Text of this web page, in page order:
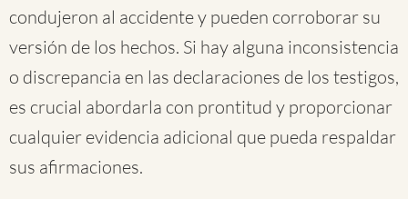
condujeron al accidente y pueden corroborar su
versión de los hechos. Si hay alguna inconsistencia
o discrepancia en las declaraciones de los testigos,
es crucial abordarla con prontitud y proporcionar
cualquier evidencia adicional que pueda respaldar
sus afirmaciones.